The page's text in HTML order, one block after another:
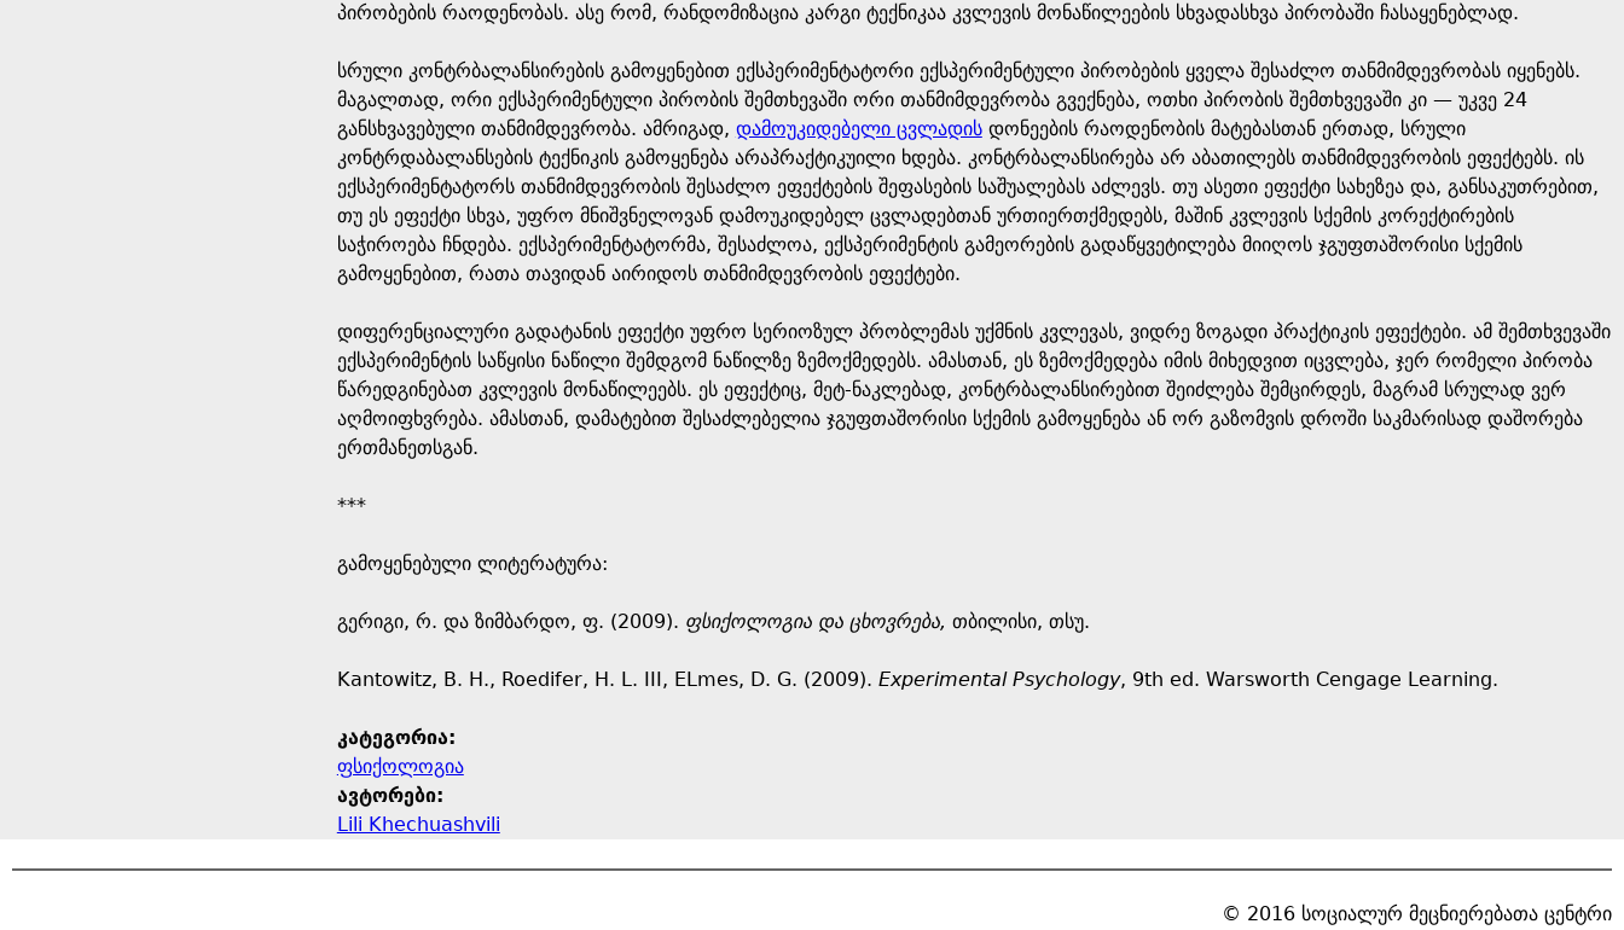
პირობების რაოდენობას. ასე რომ, რანდომიზაცია კარგი ტექნიკაა კვლევის მონაწილეების სხვადასხვა პირობაში ჩასაყენებლად.
სრული კონტრბალანსირების გამოყენებით ექსპერიმენტატორი ექსპერიმენტული პირობების ყველა შესაძლო თანმიმდევრობას იყენებს.
მაგალთად, ორი ექსპერიმენტული პირობის შემთხევაში ორი თანმიმდევრობა გვექნება, ოთხი პირობის შემთხვევაში კი — უკვე 24
განსხვავებული თანმიმდევრობა. ამრიგად, დამოუკიდებელი ცვლადისდონეების რაოდენობის მატებასთან ერთად, სრული
კონტრდაბალანსების ტექნიკის გამოყენება არაპრაქტიკუილი ხდება. კონტრბალანსირება არ აბათილებს თანმიმდევრობის ეფექტებს. ის
ექსპერიმენტატორს თანმიმდევრობის შესაძლო ეფექტების შეფასების საშუალებას აძლევს. თუ ასეთი ეფექტი სახეზეა და, განსაკუთრებით,
თუ ეს ეფექტი სხვა, უფრო მნიშვნელოვან დამოუკიდებელ ცვლადებთან ურთიერთქმედებს, მაშინ კვლევის სქემის კორექტირების
საჭიროება ჩნდება. ექსპერიმენტატორმა, შესაძლოა, ექსპერიმენტის გამეორების გადაწყვეტილება მიიღოს ჯგუფთაშორისი სქემის
გამოყენებით, რათა თავიდან აირიდოს თანმიმდევრობის ეფექტები.
დიფერენციალური გადატანის ეფექტი უფრო სერიოზულ პრობლემას უქმნის კვლევას, ვიდრე ზოგადი პრაქტიკის ეფექტები. ამ შემთხვევაში
ექსპერიმენტის საწყისი ნაწილი შემდგომ ნაწილზე ზემოქმედებს. ამასთან, ეს ზემოქმედება იმის მიხედვით იცვლება, ჯერ რომელი პირობა
წარედგინებათ კვლევის მონაწილეებს. ეს ეფექტიც, მეტ-ნაკლებად, კონტრბალანსირებით შეიძლება შემცირდეს, მაგრამ სრულად ვერ
აღმოიფხვრება. ამასთან, დამატებით შესაძლებელია ჯგუფთაშორისი სქემის გამოყენება ან ორ გაზომვის დროში საკმარისად დაშორება
ერთმანეთსგან.
***
გამოყენებული ლიტერატურა:
გერიგი, რ. და ზიმბარდო, ფ. (2009). ფსიქოლოგია და ცხოვრება, თბილისი, თსუ.
Kantowitz, B. H., Roedifer, H. L. III, ELmes, D. G. (2009). Experimental Psychology, 9th ed. Warsworth Cengage Learning.
კატეგორია:
ფსიქოლოგია
ავტორები:
Lili Khechuashvili
© 2016 სოციალურ მეცნიერებათა ცენტრი